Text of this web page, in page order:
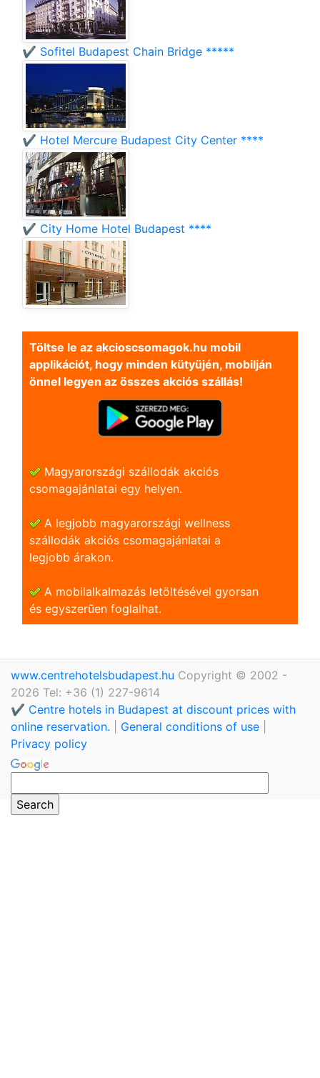
✔️ Sofitel Budapest Chain Bridge *****
✔️ Hotel Mercure Budapest City Center ****
✔️ City Home Hotel Budapest ****
Töltse le az akcioscsomagok.hu mobil
applikációt, hogy minden kütyüjén, mobilján
önnel legyen az összes akciós szállás!
Magyarországi szállodák akciós
csomagajánlatai egy helyen.
A legjobb magyarországi wellness
szállodák akciós csomagajánlatai a
legjobb árakon.
A mobilalkalmazás letöltésével gyorsan
és egyszerũen foglalhat.
www.centrehotelsbudapest.hu Copyright © 2002 -
2026 Tel: +36 (1) 227-9614
✔️ Centre hotels in Budapest at discount prices with
online reservation.
General conditions of use
Privacy policy